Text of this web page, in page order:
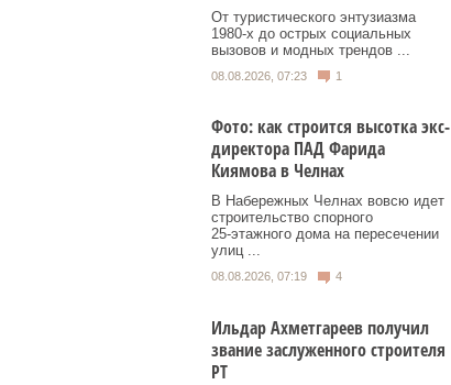
От туристического энтузиазма
1980‑х до острых социальных
вызовов и модных трендов ...
08.08.2026, 07:23 1
Фото: как строится высотка экс-
директора ПАД Фарида
Киямова в Челнах
В Набережных Челнах вовсю идет
строительство спорного
25‑этажного дома на пересечении
улиц ...
08.08.2026, 07:19 4
Ильдар Ахметгареев получил
звание заслуженного строителя
РТ